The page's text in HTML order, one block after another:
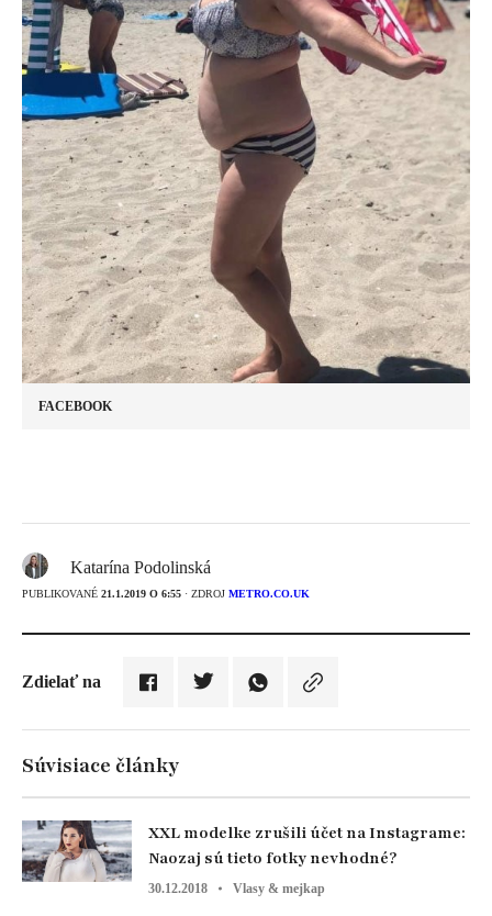
FACEBOOK
Katarína Podolinská
PUBLIKOVANÉ 21.1.2019 O 6:55 · ZDROJ METRO.CO.UK
Zdielať na
Súvisiace články
XXL modelke zrušili účet na Instagrame:
Naozaj sú tieto fotky nevhodné?
30.12.2018 Vlasy & mejkap